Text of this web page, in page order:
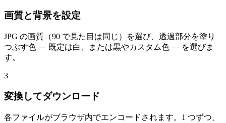
画質と背景を設定
JPG の画質（90 で見た目は同じ）を選び、透過部分を塗り
つぶす色 — 既定は白、または黒やカスタム色 — を選びま
す。
3
変換してダウンロード
各ファイルがブラウザ内でエンコードされます。1 つずつ、